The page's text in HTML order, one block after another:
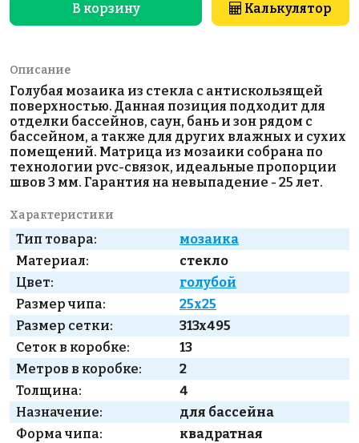
В корзину Калькулятор
Описание
Голубая мозаика из стекла с антискользящей
поверхностью. Данная позиция подходит для
отделки бассейнов, саун, бань и зон рядом с
бассейном, а также для других влажных и сухих
помещений. Матрица из мозаики собрана по
технологии pvc-связок, идеальные пропорции
швов 3 мм. Гарантия на невыпадение - 25 лет.
Характеристики
Тип товара:
мозаика
Материал:
стекло
Цвет:
голубой
Размер чипа:
25x25
Размер сетки:
313x495
Сеток в коробке:
13
Метров в коробке:
2
Толщина:
4
Назначение:
для бассейна
Форма чипа:
квадратная